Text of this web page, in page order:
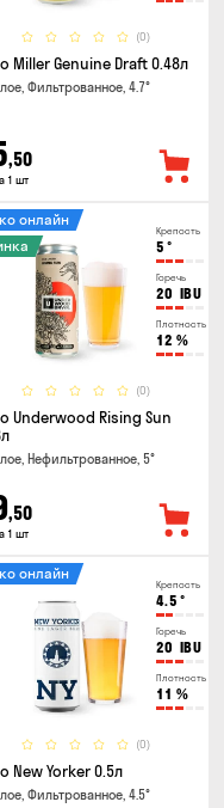
(0)
Miller Genuine Draft 0.48л
Фильтрованное, 4.7°
,50
1 шт
Крепость
5 °
Горечь
20 IBU
Плотность
12 %
(0)
онлайн
Underwood Rising Sun
Нефильтрованное, 5°
,50
1 шт
Крепость
4.5 °
Горечь
20 IBU
Плотность
11 %
(0)
онлайн
New Yorker 0.5л
Фильтрованное, 4.5°